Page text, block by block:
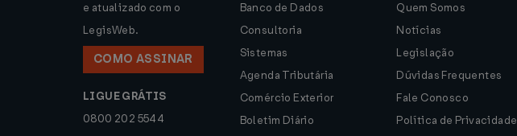
e atualizado com o
LegisWeb.
COMO ASSINAR
LIGUE GRÁTIS
0800 202 5544
Banco de Dados
Consultoria
Sistemas
Agenda Tributária
Comércio Exterior
Boletim Diário
Quem Somos
Notícias
Legislação
Dúvidas Frequentes
Fale Conosco
Política de Privacidade